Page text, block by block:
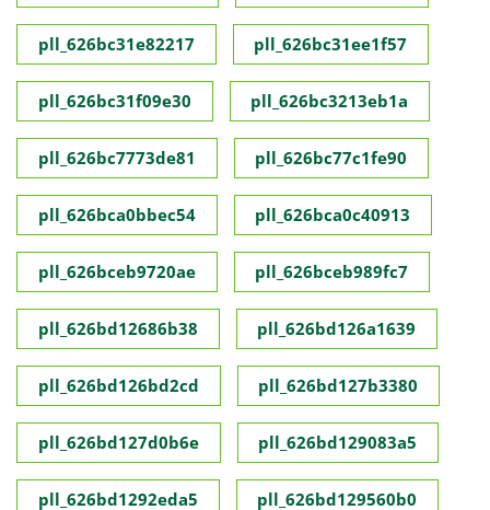
pll_626bc31e82217 pll_626bc31ee1f57
pll_626bc31f09e30 pll_626bc3213eb1a
pll_626bc7773de81 pll_626bc77c1fe90
pll_626bca0bbec54 pll_626bca0c40913
pll_626bceb9720ae pll_626bceb989fc7
pll_626bd12686b38 pll_626bd126a1639
pll_626bd126bd2cd pll_626bd127b3380
pll_626bd127d0b6e pll_626bd129083a5
pll_626bd1292eda5 pll_626bd129560b0